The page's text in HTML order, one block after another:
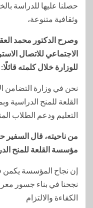
حصلنا عليها للدراسة
وثقافية متنوعة،
وصرح الدكتور محمد
الاجتماعي للاتصال
للوزارة خلال كلمته قائلًا:
نحن في وزارة التضامن
القلعة للمنح الدراسية
التعليم ودعم الطلاب
من ناحيته، قال السفير
مؤسسة القلعة للمنح
إن نجاح المؤسسة يكمن
نجحنا في بناء جسور
الكفاءة والالتزام